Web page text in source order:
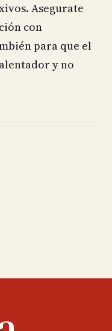
Asegurate
con
para que el
y no